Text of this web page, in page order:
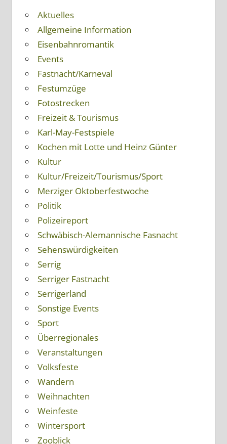
Aktuelles
Allgemeine Information
Eisenbahnromantik
Events
Fastnacht/Karneval
Festumzüge
Fotostrecken
Freizeit & Tourismus
Karl-May-Festspiele
Kochen mit Lotte und Heinz Günter
Kultur
Kultur/Freizeit/Tourismus/Sport
Merziger Oktoberfestwoche
Politik
Polizeireport
Schwäbisch-Alemannische Fasnacht
Sehenswürdigkeiten
Serrig
Serriger Fastnacht
Serrigerland
Sonstige Events
Sport
Überregionales
Veranstaltungen
Volksfeste
Wandern
Weihnachten
Weinfeste
Wintersport
Zooblick